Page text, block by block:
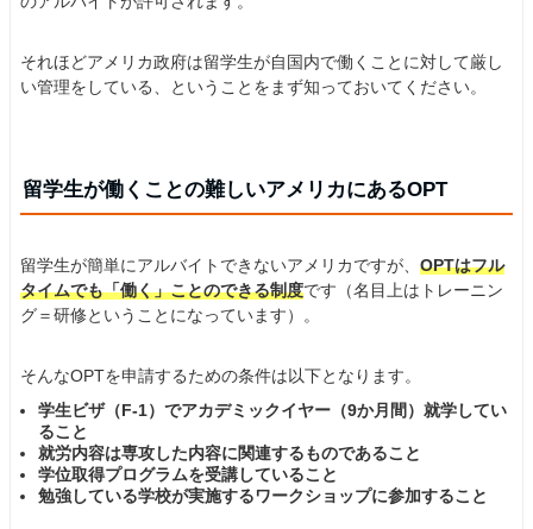
それほどアメリカ政府は留学生が自国内で働くことに対して厳し
い管理をしている、ということをまず知っておいてください。
留学生が働くことの難しいアメリカにあるOPT
留学生が簡単にアルバイトできないアメリカですが、 OPTはフル
タイムでも「働く」ことのできる制度です（名目上はトレーニン
グ＝研修ということになっています）。
そんなOPTを申請するための条件は以下となります。
学生ビザ（F-1）でアカデミックイヤー（9か月間）就学してい
ること
就労内容は専攻した内容に関連するものであること
学位取得プログラムを受講していること
勉強している学校が実施するワークショップに参加すること